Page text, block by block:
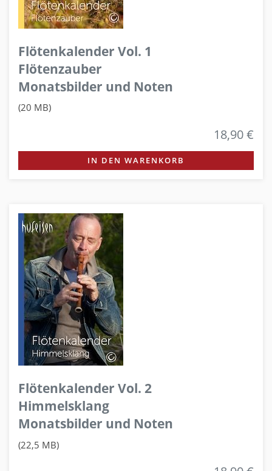
Flötenkalender Vol. 1
Flötenzauber
Monatsbilder und Noten
(20 MB)
18,90 €
IN DEN WARENKORB
Flötenkalender Vol. 2
Himmelsklang
Monatsbilder und Noten
(22,5 MB)